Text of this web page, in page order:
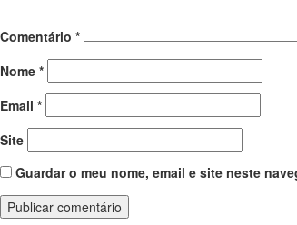
Comentário *
Nome *
Email *
Site
Guardar o meu nome, email e site neste